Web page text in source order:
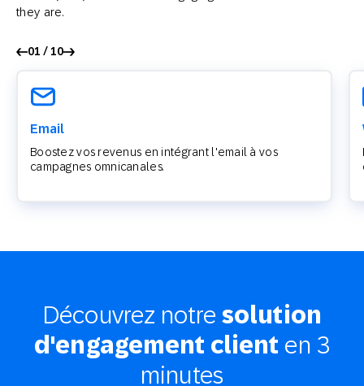
they are.
01 / 10
Email
Boostez vos revenus en intégrant l'email à vos
campagnes omnicanales.
Découvrez notresolution
d'engagement client en 3
minutes